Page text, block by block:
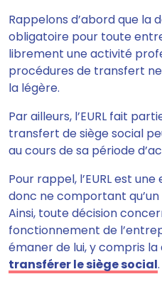
Rappelons d’abord que la
obligatoire pour toute
librement une activité
procédures de transfert
la légère.
Par ailleurs, l’EURL fait
transfert de siège social
au cours de sa période
Pour rappel, l’EURL est
donc ne comportant qu’un
Ainsi, toute décision
fonctionnement de
émaner de lui, y compris la
transférer le siège social.